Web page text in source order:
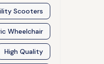
Scooters
Wheelchair
High Quality